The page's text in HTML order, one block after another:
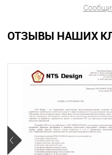
ОТЗЫВЫ НАШИХ